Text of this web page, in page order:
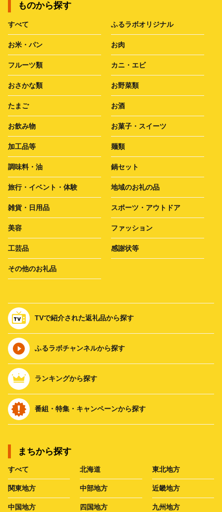
ものから探す
すべて ふるラボオリジナル
お米・パン お肉
フルーツ類 カニ・エビ
おさかな類 お野菜類
たまご お酒
お飲み物 お菓子・スイーツ
加工品等 麺類
調味料・油 鍋セット
旅行・イベント・体験 地域のお礼の品
雑貨・日用品 スポーツ・アウトドア
美容 ファッション
工芸品 感謝状等
その他のお礼品
TVで紹介された返礼品から探す
ふるラボチャンネルから探す
ランキングから探す
番組・特集・キャンペーンから探す
まちから探す
すべて 北海道 東北地方
関東地方 中部地方 近畿地方
中国地方 四国地方 九州地方